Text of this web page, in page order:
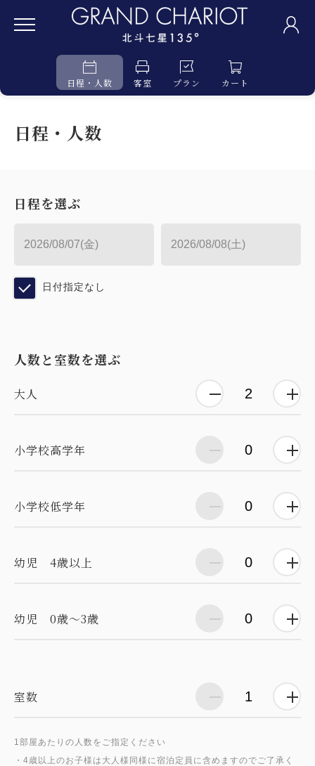
日程・人数 客室 プラン カート
日程・人数
日程を選ぶ
日付指定なし
人数と室数を選ぶ
大人
小学校高学年
小学校低学年
幼児 4歳以上
幼児 0歳～3歳
室数
1部屋あたりの人数をご指定ください
・4歳以上のお子様は大人様同様に宿泊定員に含めますのでご了承く